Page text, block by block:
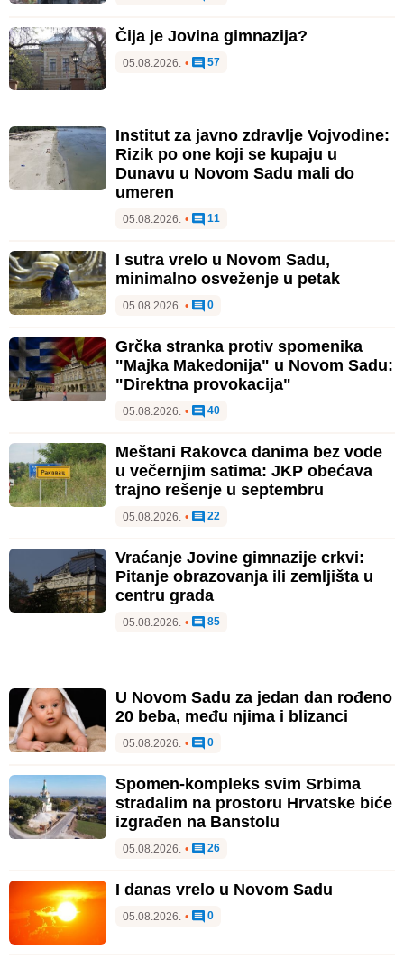
Čija je Jovina gimnazija?
05.08.2026. • 57
Institut za javno zdravlje Vojvodine:
Rizik po one koji se kupaju u
Dunavu u Novom Sadu mali do
umeren
05.08.2026. • 11
I sutra vrelo u Novom Sadu,
minimalno osveženje u petak
05.08.2026. • 0
Grčka stranka protiv spomenika
"Majka Makedonija" u Novom Sadu:
"Direktna provokacija"
05.08.2026. • 40
Meštani Rakovca danima bez vode
u večernjim satima: JKP obećava
trajno rešenje u septembru
05.08.2026. • 22
Vraćanje Jovine gimnazije crkvi:
Pitanje obrazovanja ili zemljišta u
centru grada
05.08.2026. • 85
U Novom Sadu za jedan dan rođeno
20 beba, među njima i blizanci
05.08.2026. • 0
Spomen-kompleks svim Srbima
stradalim na prostoru Hrvatske biće
izgrađen na Banstolu
05.08.2026. • 26
I danas vrelo u Novom Sadu
05.08.2026. • 0